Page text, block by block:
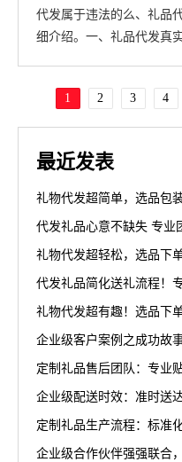
代发属于违法的么、礼品
细介绍。一、礼品代发真
1 2 3 4
最近发表
礼物代发超简单，选品包
代发礼品心意不缺失 专业
礼物代发超轻松，选品下
代发礼品简化送礼流程！
礼物代发超有趣！选品下
企业级客户案例之成功故
企业级配送时效：准时送
定制礼品生产流程：标准
企业级合作伙伴强强联合